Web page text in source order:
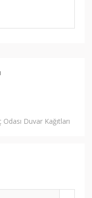
Duvar Kağıtları